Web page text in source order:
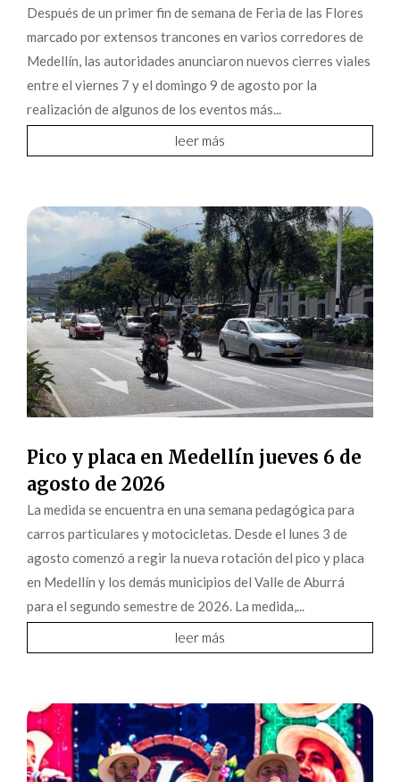
Después de un primer fin de semana de Feria de las Flores
marcado por extensos trancones en varios corredores de
Medellín, las autoridades anunciaron nuevos cierres viales
entre el viernes 7 y el domingo 9 de agosto por la
realización de algunos de los eventos más...
leer más
Pico y placa en Medellín jueves 6 de
agosto de 2026
La medida se encuentra en una semana pedagógica para
carros particulares y motocicletas. Desde el lunes 3 de
agosto comenzó a regir la nueva rotación del pico y placa
en Medellín y los demás municipios del Valle de Aburrá
para el segundo semestre de 2026. La medida,...
leer más